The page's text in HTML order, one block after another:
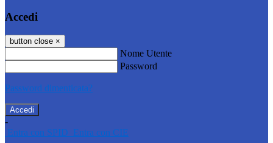
Accedi
button close ×
Nome Utente
Password
Password dimenticata?
-
Entra con SPID Entra con CIE